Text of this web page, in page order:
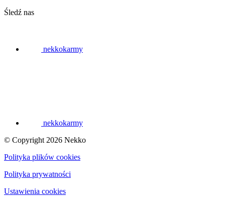
Śledź nas
nekkokarmy
nekkokarmy
© Copyright 2026 Nekko
Polityka plików cookies
Polityka prywatności
Ustawienia cookies